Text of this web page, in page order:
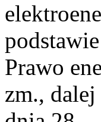
Prawo
zm.,